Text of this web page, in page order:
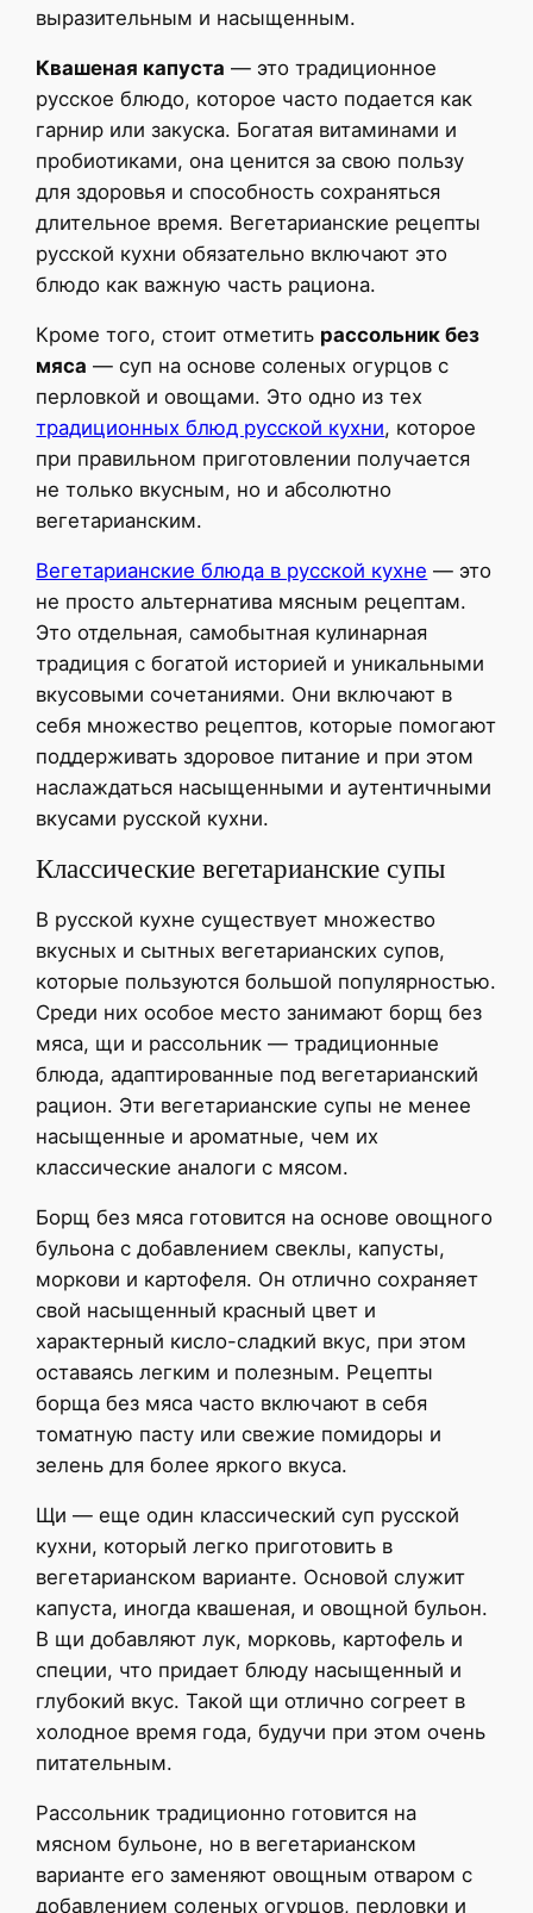
выразительным и насыщенным.
Квашеная капуста — это традиционное
русское блюдо, которое часто подается как
гарнир или закуска. Богатая витаминами и
пробиотиками, она ценится за свою пользу
для здоровья и способность сохраняться
длительное время. Вегетарианские рецепты
русской кухни обязательно включают это
блюдо как важную часть рациона.
Кроме того, стоит отметить рассольник без
мяса — суп на основе соленых огурцов с
перловкой и овощами. Это одно из тех
традиционных блюд русской кухни, которое
при правильном приготовлении получается
не только вкусным, но и абсолютно
вегетарианским.
Вегетарианские блюда в русской кухне — это
не просто альтернатива мясным рецептам.
Это отдельная, самобытная кулинарная
традиция с богатой историей и уникальными
вкусовыми сочетаниями. Они включают в
себя множество рецептов, которые помогают
поддерживать здоровое питание и при этом
наслаждаться насыщенными и аутентичными
вкусами русской кухни.
Классические вегетарианские супы
В русской кухне существует множество
вкусных и сытных вегетарианских супов,
которые пользуются большой популярностью.
Среди них особое место занимают борщ без
мяса, щи и рассольник — традиционные
блюда, адаптированные под вегетарианский
рацион. Эти вегетарианские супы не менее
насыщенные и ароматные, чем их
классические аналоги с мясом.
Борщ без мяса готовится на основе овощного
бульона с добавлением свеклы, капусты,
моркови и картофеля. Он отлично сохраняет
свой насыщенный красный цвет и
характерный кисло-сладкий вкус, при этом
оставаясь легким и полезным. Рецепты
борща без мяса часто включают в себя
томатную пасту или свежие помидоры и
зелень для более яркого вкуса.
Щи — еще один классический суп русской
кухни, который легко приготовить в
вегетарианском варианте. Основой служит
капуста, иногда квашеная, и овощной бульон.
В щи добавляют лук, морковь, картофель и
специи, что придает блюду насыщенный и
глубокий вкус. Такой щи отлично согреет в
холодное время года, будучи при этом очень
питательным.
Рассольник традиционно готовится на
мясном бульоне, но в вегетарианском
варианте его заменяют овощным отваром с
добавлением соленых огурцов, перловки и